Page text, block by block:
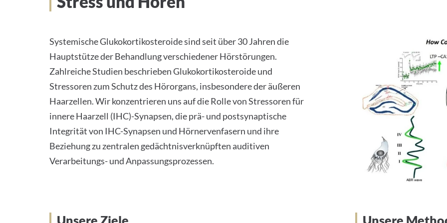
Systemische Glukokortikosteroide sind seit über 30 Jahren die
Hauptstütze der Behandlung verschiedener Hörstörungen.
Zahlreiche Studien beschrieben Glukokortikosteroide und
Stressoren zum Schutz des Hörorgans, insbesondere der äußeren
Haarzellen. Wir konzentrieren uns auf die Rolle von Stressoren für
innere Haarzell (IHC)-Synapsen, die prä- und postsynaptische
Integrität von IHC-Synapsen und Hörnervenfasern und ihre
Beziehung zu zentralen gedächtnisverknüpften auditiven
Verarbeitungs- und Anpassungsprozessen.